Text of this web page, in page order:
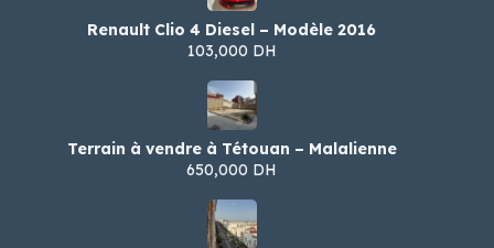
Renault Clio 4 Diesel – Modèle 2016
103,000 DH
Terrain à vendre à Tétouan – Malalienne
650,000 DH